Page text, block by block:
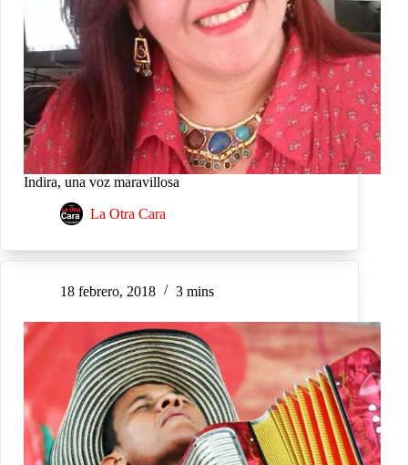
Indira, una voz maravillosa
La Otra Cara
18 febrero, 2018 3 mins